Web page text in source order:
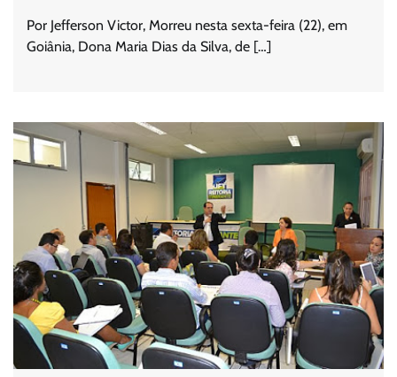
Por Jefferson Victor, Morreu nesta sexta-feira (22), em
Goiânia, Dona Maria Dias da Silva, de […]